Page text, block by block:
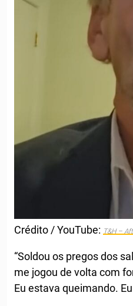
Crédito / YouTube: T&H –
“Soldou os pregos dos
me jogou de volta com
Eu estava queimando.